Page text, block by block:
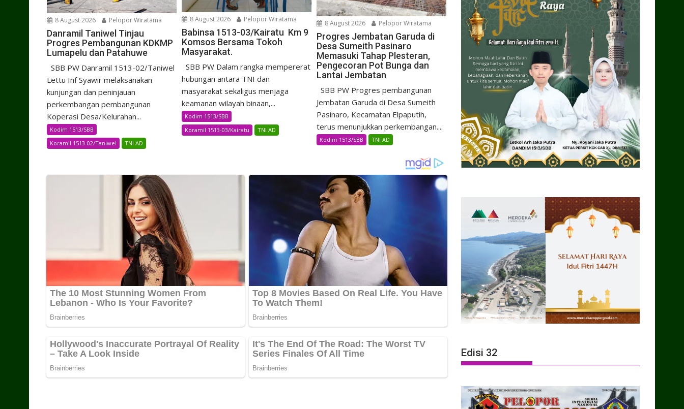
8 August 2026 Pelopor Wiratama
Danramil Taniwel Tinjau
Progres Pembangunan KDKMP
Lumapelu dan Patahuwe
SBB PW Danramil 1513-02/Taniwel
Lettu Inf Syawir melaksanakan
kunjungan dan peninjauan
perkembangan pembangunan
Koperasi Desa/Kelurahan...
Kodim 1513/SBB
Koramil 1513-02/Taniwel
TNI AD
8 August 2026 Pelopor Wiratama
Babinsa 1513-03/Kairatu Km 9
Komsos Bersama Tokoh
Masyarakat.
SBB PW Dalam rangka mempererat
hubungan antara TNI dan
masyarakat sekaligus menjaga
keamanan wilayah binaan,...
Kodim 1513/SBB
Koramil 1513-03/Kairatu
TNI AD
8 August 2026 Pelopor Wiratama
Progres Jembatan Garuda di
Desa Sumeith Pasinaro
Memasuki Tahap Plesteran,
Pengecoran Pot Bunga dan
Lantai Jembatan
SBB PW Progres pembangunan
Jembatan Garuda di Desa Sumeith
Pasinaro, Kecamatan Elpaputih,
terus menunjukkan perkembangan....
Kodim 1513/SBB TNI AD
Edisi 32